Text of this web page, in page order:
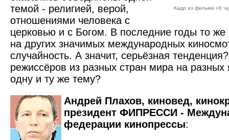
Кадр из фильма «К
темой - религией, верой,
отношениями человека с
церковью и с Богом. В последние годы то
на других значимых международных
случайность. А значит, серьёзная
режиссёров из разных стран мира на разных
одну и ту же тему?
Андрей Плахов, киновед,
президент ФИПРЕССИ -
федерации кинопрессы: